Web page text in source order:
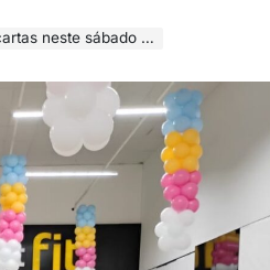
(10), em Vitória